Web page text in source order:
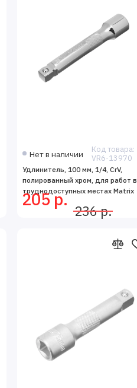
Нет в наличии
Код товара:
VR6-13970
Удлинитель, 100 мм, 1/4, CrV,
полированный хром, для работ в
труднодоступных местах Matrix
205 р.
236 р.